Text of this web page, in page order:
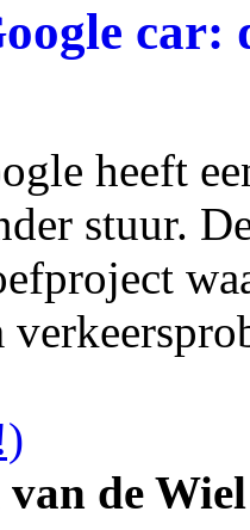
car:
heeft
stuur.
van de Wiel